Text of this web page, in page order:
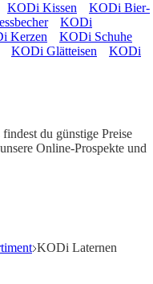
KODi Kissen
KODi Bier-
KODi
Kerzen
KODi Schuhe
KODi Glätteisen
KODi
du günstige Preise
Online-Prospekte und
KODi Laternen